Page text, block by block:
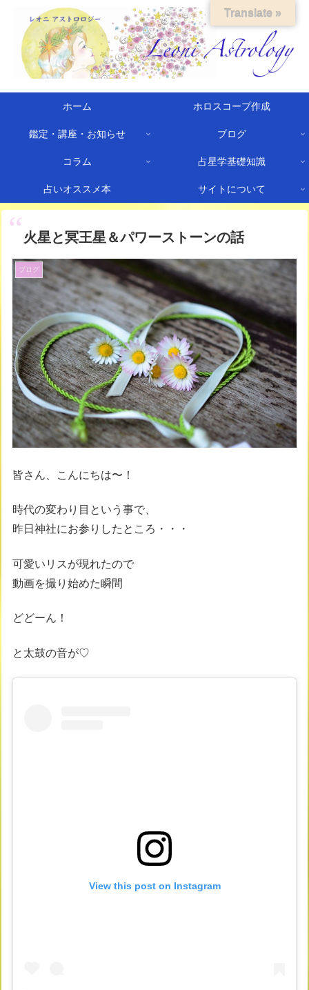
ホーム ホロスコープ作成
鑑定・講座・お知らせ ブログ
コラム 占星学基礎知識
占いオススメ本 サイトについて
火星と冥王星＆パワーストーンの話
ブログ
皆さん、こんにちは〜！
時代の変わり目という事で、
昨日神社にお参りしたところ・・・
可愛いリスが現れたので
動画を撮り始めた瞬間
どどーん！
と太鼓の音が♡
View this post on Instagram
Translate »